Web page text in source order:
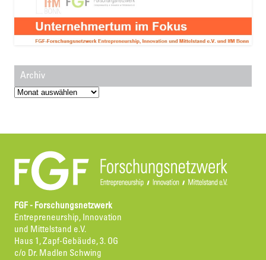
Archiv
Archiv
FGF - Forschungsnetzwerk
Entrepreneurship, Innovation
und Mittelstand e.V.
Haus 1, Zapf-Gebäude, 3. OG
c/o Dr. Madlen Schwing